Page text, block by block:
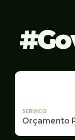
SERVICO
Orçamento